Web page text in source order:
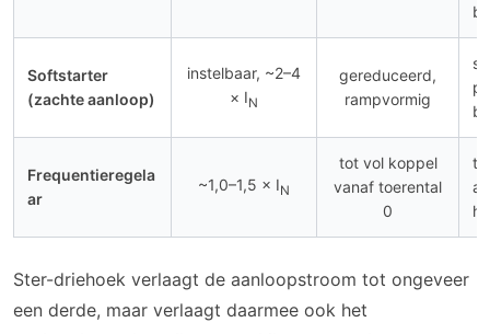
Softstarter
(zachte aanloop)
instelbaar, ~2–4
× IN
gereduceerd,
rampvormig
Frequentieregela
ar
~1,0–1,5 × IN
tot vol koppel
vanaf toerental
0
Ster-driehoek verlaagt de aanloopstroom tot ongeveer
een derde, maar verlaagt daarmee ook het